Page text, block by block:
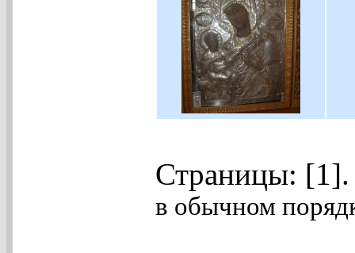
Страницы:
в обычном